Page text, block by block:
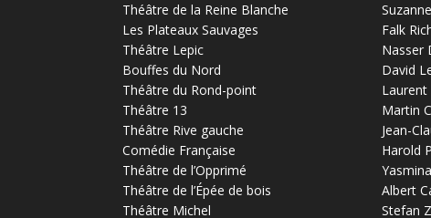
Théâtre de la Reine Blanche
Les Plateaux Sauvages
Théâtre Lepic
Bouffes du Nord
Théâtre du Rond-point
Théâtre 13
Théâtre Rive gauche
Comédie Française
Théâtre de l’Opprimé
Théâtre de l’Épée de bois
Théâtre Michel
Falk
Nasser
David
Laurent
Martin
Jean-
Harold
Albert
Stefan